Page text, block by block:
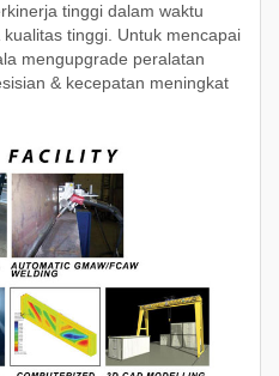
tinggi dalam waktu
tinggi. Untuk mencapai
mengupgrade peralatan
& kecepatan meningkat